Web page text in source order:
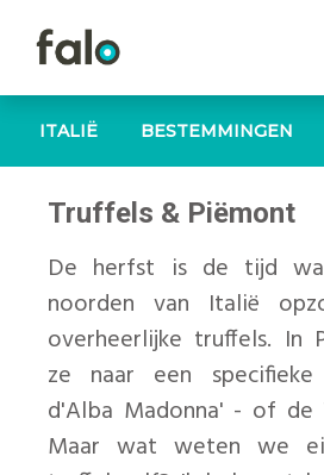
ITALIË BESTEMMINGEN
Truffels & Piëmont
De herfst is de tijd
noorden van Italië
overheerlijke truffels. In
ze naar een
d'Alba Madonna' - of de
Maar wat weten we